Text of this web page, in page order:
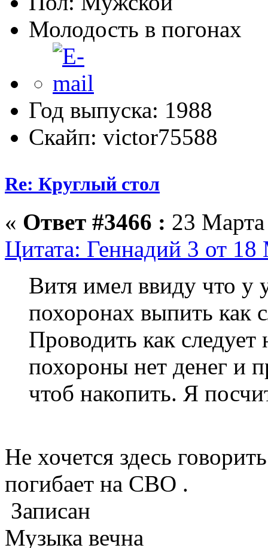
Молодость в погонах
Год выпуска: 1988
Скайп: victor75588
Re: Круглый стол
« Ответ #3466 : 23
Цитата: Геннадий 3 от
Витя имел ввиду что у
похоронах выпить как
Проводить как
похороны нет денег и
чтоб накопить. Я
Не хочется здесь
погибает на СВО .
Записан
Музыка вечна